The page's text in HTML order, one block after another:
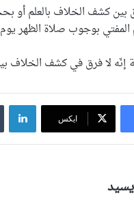
بين كشف الخلاف بالعلم أو
المفتي بوجوب صلاة الظهر
إنّه لا فرق في كشف الخلاف
ایکس